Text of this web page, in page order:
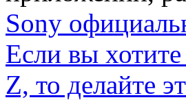
Sony
Если вы
Z, то делайте